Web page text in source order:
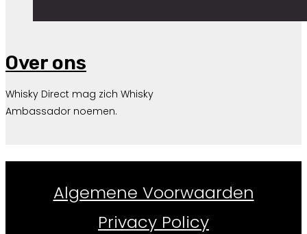
Over ons
Whisky Direct mag zich Whisky
Ambassador noemen.
Algemene Voorwaarden
Privacy Policy